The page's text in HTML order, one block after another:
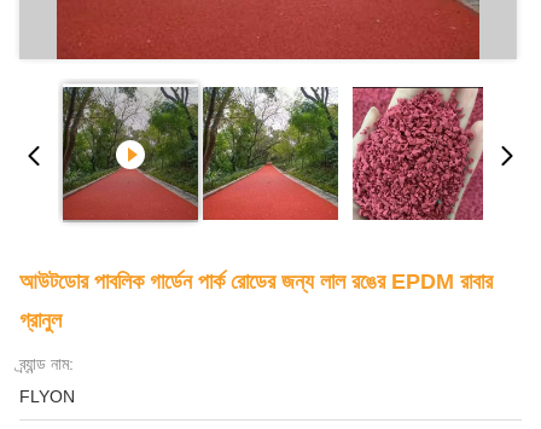
আউটডোর পাবলিক গার্ডেন পার্ক রোডের জন্য লাল রঙের EPDM রাবার
গ্রানুল
ব্র্যান্ড নাম:
FLYON